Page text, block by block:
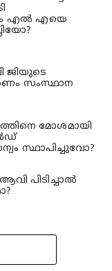
എം എല്‍ എയെ
ജിയുടെ
സംസ്ഥാന
മോശമായി
സ്ഥാപിച്ചുവോ?
ആവി പിടിച്ചാല്‍